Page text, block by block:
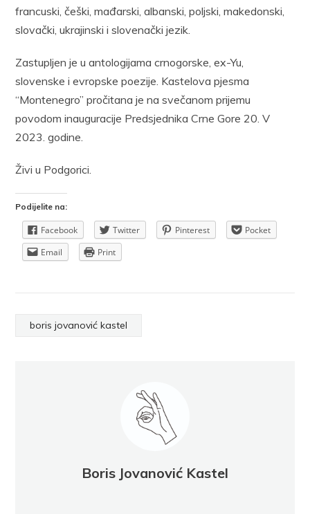
francuski, češki, mađarski, albanski, poljski, makedonski,
slovački, ukrajinski i slovenački jezik.
Zastupljen je u antologijama crnogorske, ex-Yu,
slovenske i evropske poezije. Kastelova pjesma
“Montenegro” pročitana je na svečanom prijemu
povodom inauguracije Predsjednika Crne Gore 20. V
2023. godine.
Živi u Podgorici.
Podijelite na:
Facebook Twitter Pinterest
Pocket
Email
Print
boris jovanović kastel
Boris Jovanović Kastel